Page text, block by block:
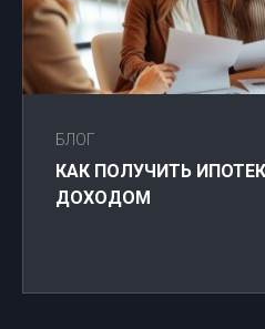
БЛОГ
КАК ПОЛУЧИТЬ
ДОХОДОМ